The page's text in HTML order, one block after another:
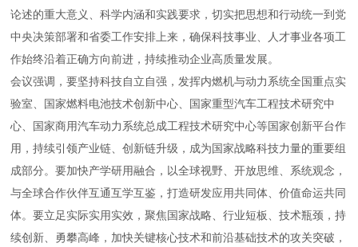
论述的重大意义、科学内涵和实践要求，切实把思想和行动统一到党
中央决策部署和省委工作安排上来，确保科技事业、人才事业各项工
作始终沿着正确方向前进，持续推动企业高质量发展。
会议强调，要坚持科技自立自强，发挥内燃机与动力系统全国重点实
验室、国家燃料电池技术创新中心、国家重型汽车工程技术研究中
心、国家商用汽车动力系统总成工程技术研究中心等国家创新平台作
用，持续引领产业链、创新链升级，成为国家战略科技力量的重要组
成部分。要加快产学研用融合，以全球视野、开放思维、系统观念，
与全球合作伙伴互通互学互鉴，打造研发应用共同体、价值命运共同
体。要立足实际实用实效，聚焦国家战略、行业短板、技术瓶颈，持
续创新、勇攀高峰，加快关键核心技术和前沿基础技术的攻关突破，